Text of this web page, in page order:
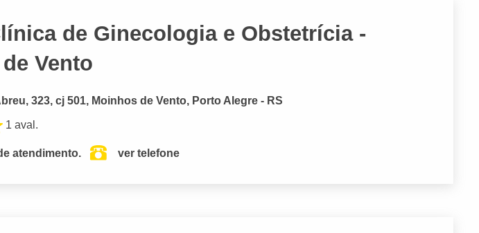
de Ginecologia e Obstetrícia -
Vento
323, cj 501, Moinhos de Vento, Porto Alegre - RS
1 aval.
atendimento. ver telefone